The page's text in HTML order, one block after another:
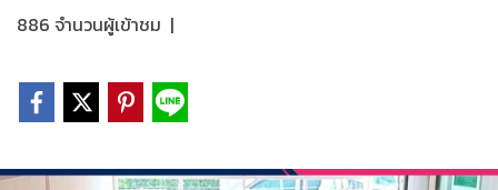
886 จำนวนผู้เข้าชม |